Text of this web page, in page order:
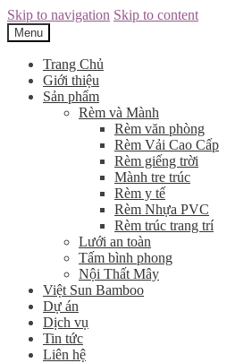
Skip to navigation Skip to content
Menu
Trang Chủ
Giới thiệu
Sản phẩm
Rèm và Mành
Rèm văn phòng
Rèm Vải Cao Cấp
Rèm giếng trời
Mành tre trúc
Rèm y tế
Rèm Nhựa PVC
Rèm trúc trang trí
Lưới an toàn
Tấm bình phong
Nội Thất Mây
Việt Sun Bamboo
Dự án
Dịch vụ
Tin tức
Liên hệ